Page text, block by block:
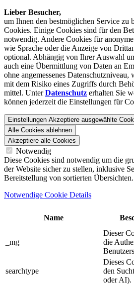
Lieber Besucher,
um Ihnen den best­möglichen Service zu
Cookies. Einige Cookies sind für den
notwendig. Andere Cookies für
wie Sprache oder die Anzeige von
optional. Abhängig von Ihrer Auswahl
auch eine Übermittlung von Daten an
ohne angemessenes
mit dem Risiko eines Zugriffs durch
mittel. UnterDatenschutz erhalten Sie
können jederzeit die Einstellungen für
Einstellungen Akzeptiere ausgewählte
Alle Cookies ablehnen
Akzeptiere alle Cookies
Notwendig
Diese Cookies sind notwendig um die
der Website sicher zu stellen, inklusive
Bereitstellung von sortierten Übersichten.
Notwendige Cookie Details
Name
_mg
Dieser
die
searchtype
Dieses
den
oder AI).